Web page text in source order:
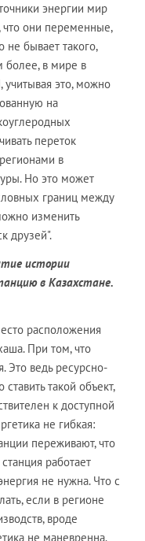
энергии мир
что они переменные,
бывает такого,
более, в мире в
это, можно
на
переток
в
Но это может
границ между
изменить
друзей".
истории
в Казахстане.
расположения
При том, что
Это ведь ресурсно-
такой объект,
к доступной
не гибкая:
переживают, что
работает
не нужна. Что с
если в регионе
вроде
не маневренна.